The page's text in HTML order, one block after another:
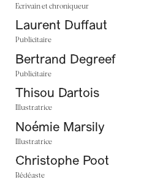
Ecrivain et chroniqueur
Laurent Duffaut
Publicitaire
Bertrand Degreef
Publicitaire
Thisou Dartois
Illustratrice
Noémie Marsily
Illustratrice
Christophe Poot
Bédéaste